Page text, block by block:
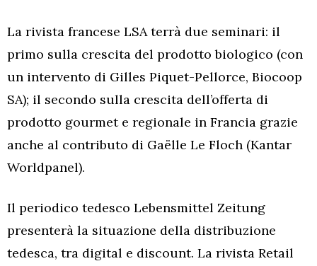
La rivista francese LSA terrà due seminari: il
primo sulla crescita del prodotto biologico (con
un intervento di Gilles Piquet-Pellorce, Biocoop
SA); il secondo sulla crescita dell’offerta di
prodotto gourmet e regionale in Francia grazie
anche al contributo di Gaëlle Le Floch (Kantar
Worldpanel).
Il periodico tedesco Lebensmittel Zeitung
presenterà la situazione della distribuzione
tedesca, tra digital e discount. La rivista Retail